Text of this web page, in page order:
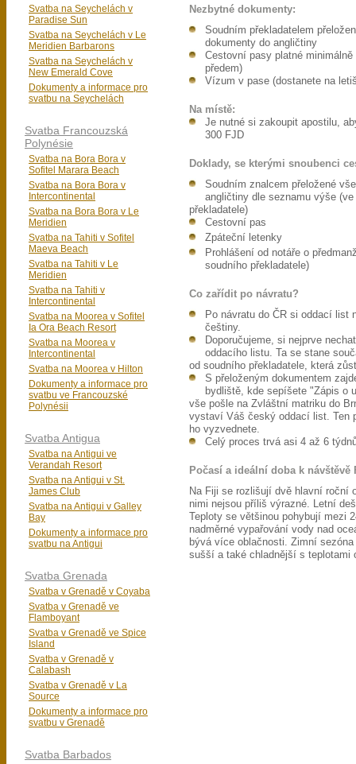
Nezbytné dokumenty:
Soudním překladatelem
dokumenty do angličtiny
Cestovní pasy platné
předem)
Vízum v pase (dostanete na
Na místě:
Je nutné si zakoupit apostilu,
300 FJD
Doklady, se kterými snoubenci
Soudním znalcem přeložené
angličtiny dle seznamu výše
překladatele)
Cestovní pas
Zpáteční letenky
Prohlášení od notáře o
soudního překladatele)
Co zařídit po návratu?
Po návratu do ČR si oddací list
češtiny.
Doporučujeme, si nejprve
oddacího listu. Ta se stane
od soudního překladatele, která
S přeloženým dokumentem
bydliště, kde sepíšete "Zápis o
vše pošle na Zvláštní matriku do
vystaví Váš český oddací list. Ten
ho vyzvednete.
Celý proces trvá asi 4 až 6
Počasí a ideální doba k návštěvě
Na Fiji se rozlišují dvě hlavní roční
nimi nejsou příliš výrazné. Letní
Teploty se většinou pohybují mezi
nadměrné vypařování vody nad
bývá více oblačnosti. Zimní
sušší a také chladnější s teplotami
Svatba na Seychelách v
Paradise Sun
Svatba na Seychelách v Le
Meridien Barbarons
Svatba na Seychelách v
New Emerald Cove
Dokumenty a informace pro
svatbu na Seychelách
Svatba Francouzská
Polynésie
Svatba na Bora Bora v
Sofitel Marara Beach
Svatba na Bora Bora v
Intercontinental
Svatba na Bora Bora v Le
Meridien
Svatba na Tahiti v Sofitel
Maeva Beach
Svatba na Tahiti v Le
Meridien
Svatba na Tahiti v
Intercontinental
Svatba na Moorea v Sofitel
Ia Ora Beach Resort
Svatba na Moorea v
Intercontinental
Svatba na Moorea v Hilton
Dokumenty a informace pro
svatbu ve Francouzské
Polynésii
Svatba Antigua
Svatba na Antigui ve
Verandah Resort
Svatba na Antigui v St.
James Club
Svatba na Antigui v Galley
Bay
Dokumenty a informace pro
svatbu na Antigui
Svatba Grenada
Svatba v Grenadě v Coyaba
Svatba v Grenadě ve
Flamboyant
Svatba v Grenadě ve Spice
Island
Svatba v Grenadě v
Calabash
Svatba v Grenadě v La
Source
Dokumenty a informace pro
svatbu v Grenadě
Svatba Barbados